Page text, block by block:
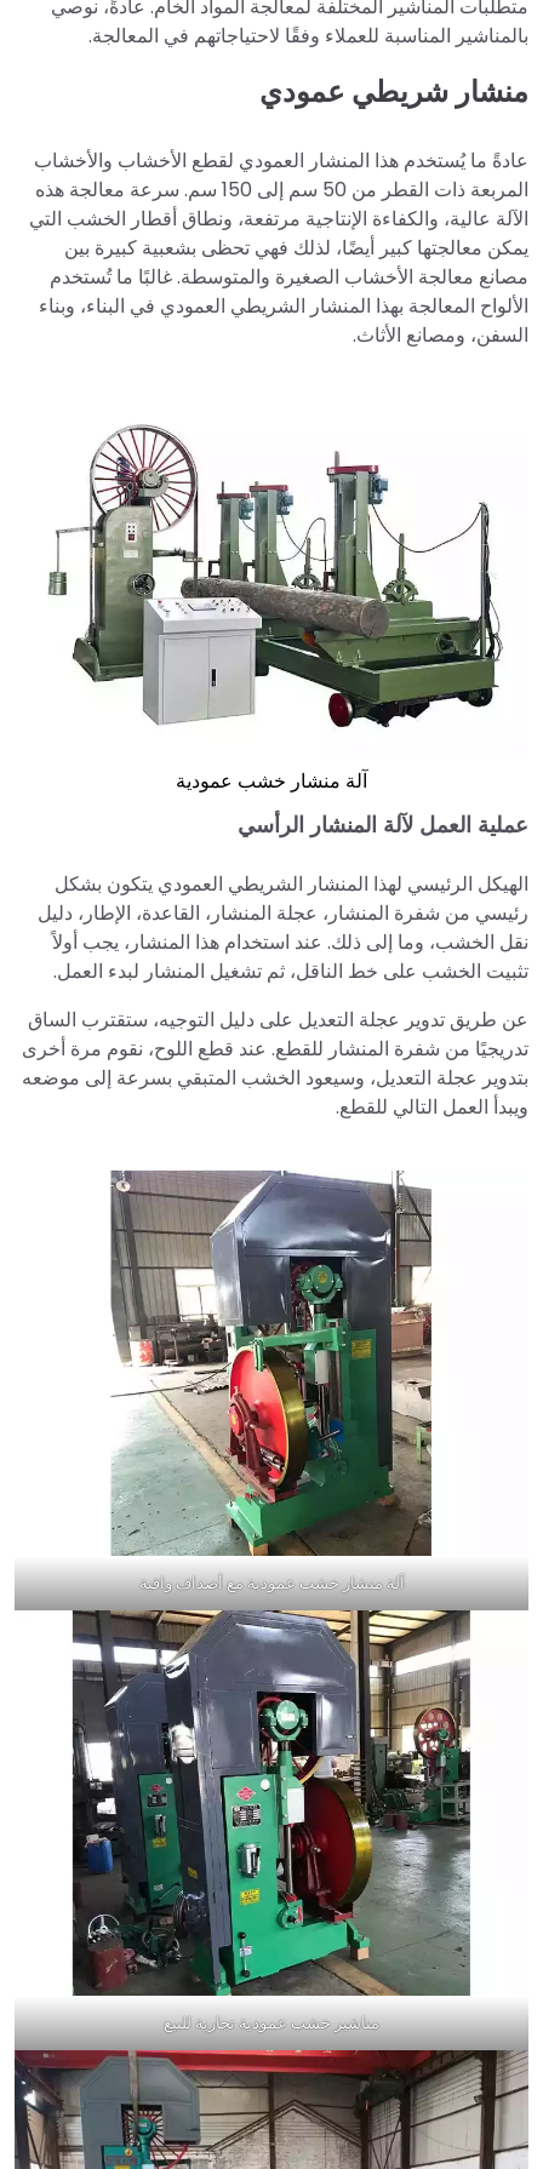
متطلبات المناشير المختلفة لمعالجة المواد الخام. عادةً، نوصي
بالمناشير المناسبة للعملاء وفقًا لاحتياجاتهم في المعالجة.
منشار شريطي عمودي
عادةً ما يُستخدم هذا المنشار العمودي لقطع الأخشاب والأخشاب
المربعة ذات القطر من 50 سم إلى 150 سم. سرعة معالجة هذه
الآلة عالية، والكفاءة الإنتاجية مرتفعة، ونطاق أقطار الخشب التي
يمكن معالجتها كبير أيضًا، لذلك فهي تحظى بشعبية كبيرة بين
مصانع معالجة الأخشاب الصغيرة والمتوسطة. غالبًا ما تُستخدم
الألواح المعالجة بهذا المنشار الشريطي العمودي في البناء، وبناء
السفن، ومصانع الأثاث.
آلة منشار خشب عمودية
عملية العمل لآلة المنشار الرأسي
الهيكل الرئيسي لهذا المنشار الشريطي العمودي يتكون بشكل
رئيسي من شفرة المنشار، عجلة المنشار، القاعدة، الإطار، دليل
نقل الخشب، وما إلى ذلك. عند استخدام هذا المنشار، يجب أولاً
تثبيت الخشب على خط الناقل، ثم تشغيل المنشار لبدء العمل.
عن طريق تدوير عجلة التعديل على دليل التوجيه، ستقترب الساق
تدريجيًا من شفرة المنشار للقطع. عند قطع اللوح، نقوم مرة أخرى
بتدوير عجلة التعديل، وسيعود الخشب المتبقي بسرعة إلى موضعه
ويبدأ العمل التالي للقطع.
آلة منشار خشب عمودية مع أصداف واقية
مناشير خشب عمودية تجارية للبيع